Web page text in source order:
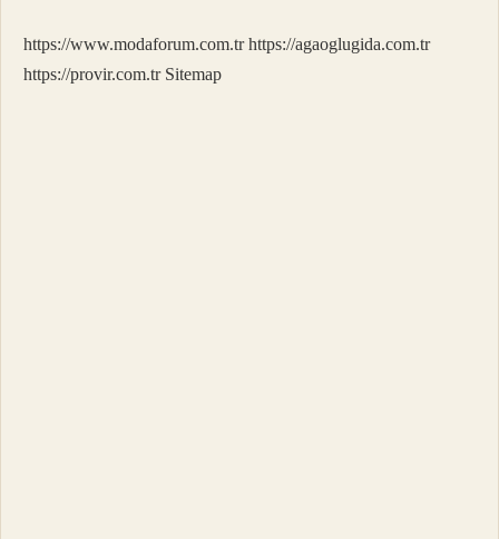
https://www.modaforum.com.tr https://agaoglugida.com.tr
https://provir.com.tr Sitemap